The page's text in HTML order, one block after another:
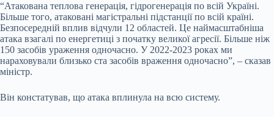
“Атакована теплова генерація, гідрогенерація по всій Україні.
Більше того, атаковані магістральні підстанції по всій країні.
Безпосередній вплив відчули 12 областей. Це наймасштабніша
атака взагалі по енергетиці з початку великої агресії. Більше ніж
150 засобів ураження одночасно. У 2022-2023 роках ми
нараховували близько ста засобів враження одночасно”, – сказав
міністр.
Він констатував, що атака вплинула на всю систему.